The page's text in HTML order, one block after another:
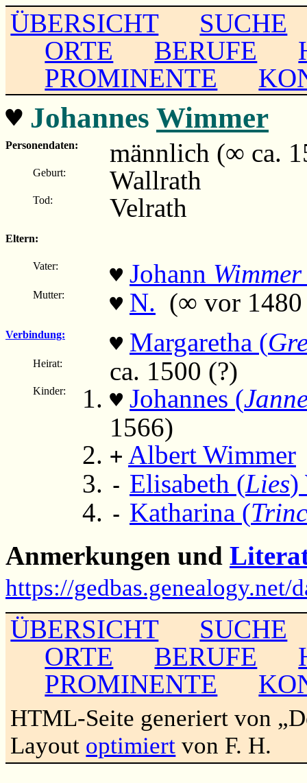
ÜBERSICHT
SUCHE
ORTE
BERUFE
PROMINENTE
♥ Johannes Wimmer
Personendaten: männlich (∞ ca.
Geburt: Wallrath
Tod: Velrath
Eltern:
Vater: ♥ Johann Wimmer
Mutter: ♥ N. (∞ vor 1480
Verbindung: ♥ Margaretha (
Heirat: ca. 1500 (?)
Kinder: ♥ Johannes (
1566)
+ Albert Wimmer
- Elisabeth (Lies)
- Katharina (
Anmerkungen und
https://gedbas.genealogy.net/
ÜBERSICHT
SUCHE
ORTE
BERUFE
PROMINENTE
HTML-Seite generiert von
Layout optimiert von F. H.